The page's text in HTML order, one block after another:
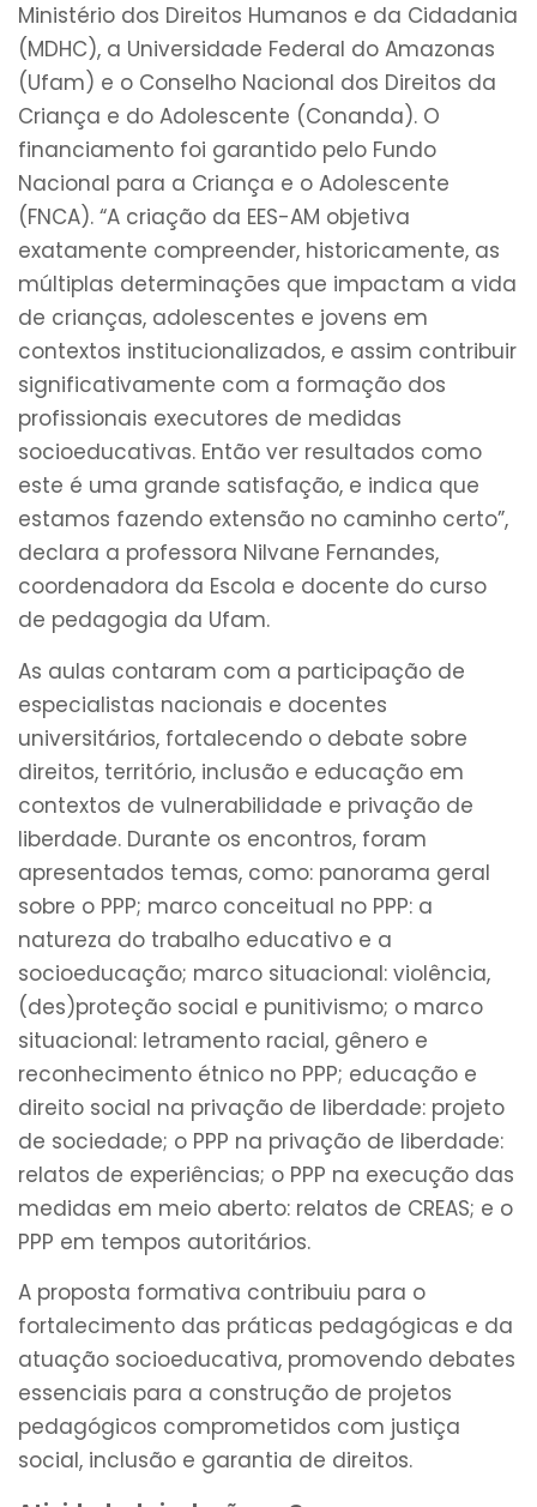
Ministério dos Direitos Humanos e da Cidadania
(MDHC), a Universidade Federal do Amazonas
(Ufam) e o Conselho Nacional dos Direitos da
Criança e do Adolescente (Conanda). O
financiamento foi garantido pelo Fundo
Nacional para a Criança e o Adolescente
(FNCA). “A criação da EES-AM objetiva
exatamente compreender, historicamente, as
múltiplas determinações que impactam a vida
de crianças, adolescentes e jovens em
contextos institucionalizados, e assim contribuir
significativamente com a formação dos
profissionais executores de medidas
socioeducativas. Então ver resultados como
este é uma grande satisfação, e indica que
estamos fazendo extensão no caminho certo”,
declara a professora Nilvane Fernandes,
coordenadora da Escola e docente do curso
de pedagogia da Ufam.
As aulas contaram com a participação de
especialistas nacionais e docentes
universitários, fortalecendo o debate sobre
direitos, território, inclusão e educação em
contextos de vulnerabilidade e privação de
liberdade. Durante os encontros, foram
apresentados temas, como: panorama geral
sobre o PPP; marco conceitual no PPP: a
natureza do trabalho educativo e a
socioeducação; marco situacional: violência,
(des)proteção social e punitivismo; o marco
situacional: letramento racial, gênero e
reconhecimento étnico no PPP; educação e
direito social na privação de liberdade: projeto
de sociedade; o PPP na privação de liberdade:
relatos de experiências; o PPP na execução das
medidas em meio aberto: relatos de CREAS; e o
PPP em tempos autoritários.
A proposta formativa contribuiu para o
fortalecimento das práticas pedagógicas e da
atuação socioeducativa, promovendo debates
essenciais para a construção de projetos
pedagógicos comprometidos com justiça
social, inclusão e garantia de direitos.